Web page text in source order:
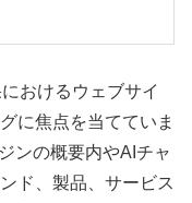
おけるウェブサイ
に焦点を当てていま
ンの概要内やAIチャ
ド、製品、サービス